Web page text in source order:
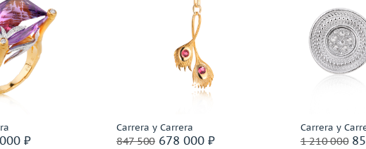
₽
золото 750 пробы
Carrera y Carrera
847 500678 000 ₽
золото 750 пробы
Подробнее
Carrera y
1 210 000
Вес (г)
Материал